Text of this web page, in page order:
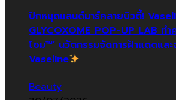
ปักหมุดแลนด์มาร์คสายบิวตี้!
GLYCOXOME POP-UP LAB ทำ
โซม™’ นวัตกรรมจัดการฝ้าแดดแล
Vaseline
Beauty